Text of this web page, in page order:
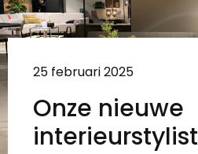
25 februari 2025
Onze nieuwe
interieurstylist